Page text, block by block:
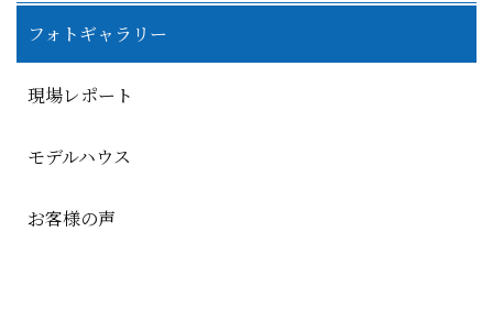
フォトギャラリー
現場レポート
モデルハウス
お客様の声